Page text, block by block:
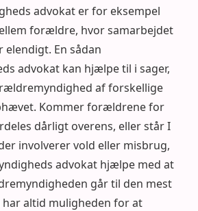
advokat er for eksempel
forældre, hvor samarbejdet
En sådan
advokat kan hjælpe til i sager,
af forskellige
Kommer forældrene for
dårligt overens, eller står I
involverer vold eller misbrug,
advokat hjælpe med at
går til den mest
altid muligheden for at